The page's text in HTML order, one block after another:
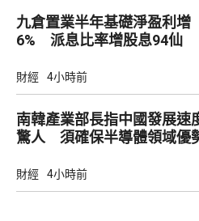
九倉置業半年基礎淨盈利增
6% 派息比率增股息94仙
財經 4小時前
南韓產業部長指中國發展速
驚人 須確保半導體領域優
財經 4小時前